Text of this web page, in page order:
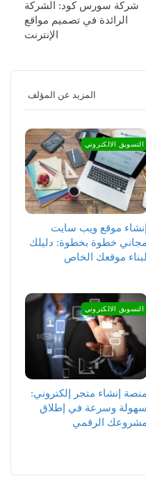
شركة سورس كود: الشركة
الرائدة في تصميم مواقع
الإنترنت
المزيد عن المؤلف
التسويق الالكتروني
إنشاء موقع ويب سايت
مجاني خطوة بخطوة: دليلك
لبناء موقعك الخاص
التسويق الالكتروني
منصة إنشاء متجر إلكتروني:
سهولة وسرعة في إطلاق
مشروعك الرقمي